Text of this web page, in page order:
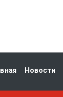
Новости